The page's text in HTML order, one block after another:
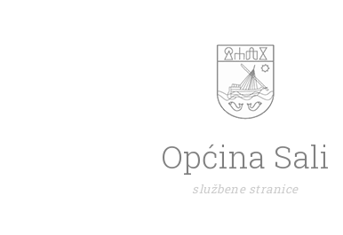
Općina Sali
službene stranice